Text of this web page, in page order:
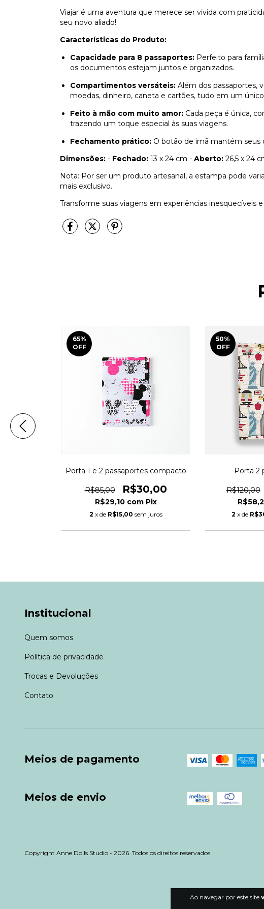
Ao navegar por este site
Viajar é uma aventura que merece ser vivida com
seu novo aliado!
Características do Produto:
Capacidade para 8 passaportes: Perfeito para
os documentos estejam juntos e organizados.
Compartimentos versáteis: Além dos passaportes,
moedas, dinheiro, caneta e cartões, tudo em um
Feito à mão com muito amor: Cada peça é única,
trazendo um toque especial às suas viagens.
Fechamento prático: O botão de imã mantém seus
Dimensões: - Fechado: 13 x 24 cm - Aberto: 26,5 x 24
Nota: Por ser um produto artesanal, a estampa pode
mais exclusivo.
Transforme suas viagens em experiências inesquecíveis
65%
OFF
Porta 1 e 2 passaportes compacto
R$85,00 R$30,00
R$29,10 com Pix
2 x de R$15,00 sem juros
50%
OFF
Porta 2
R$120,00
2 x de
Institucional
Quem somos
Política de privacidade
Trocas e Devoluções
Contato
Meios de pagamento
Meios de envio
Copyright Anne Dolls Studio - 2026. Todos os direitos reservados.